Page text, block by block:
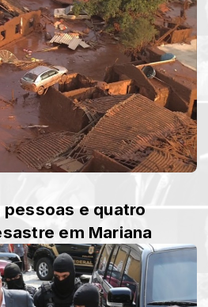
pessoas e quatro
em Mariana